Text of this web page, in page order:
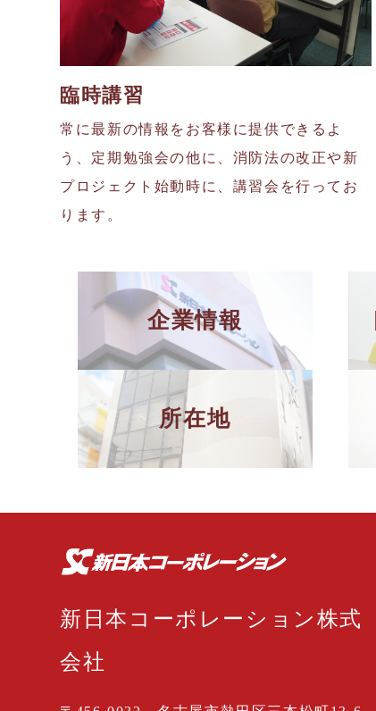
臨時講習
常に最新の情報をお客様に提供できるよ
う、定期勉強会の他に、消防法の改正や新
プロジェクト始動時に、講習会を行ってお
ります。
企業情報
所在地
新日本コーポレーション株式
会社